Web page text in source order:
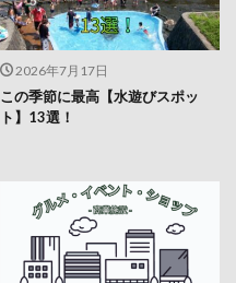
2026年7月17日
この季節に最高【水遊びスポッ
ト】13選！